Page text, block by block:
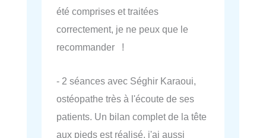
été comprises et traitées
correctement, je ne peux que le
recommander !
- 2 séances avec Séghir Karaoui,
ostéopathe très à l'écoute de ses
patients. Un bilan complet de la tête
aux pieds est réalisé, j'ai aussi